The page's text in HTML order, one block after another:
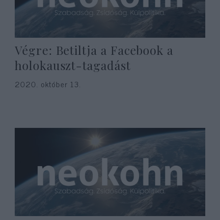
Végre: Betiltja a Facebook a
holokauszt-tagadást
2020. október 13.